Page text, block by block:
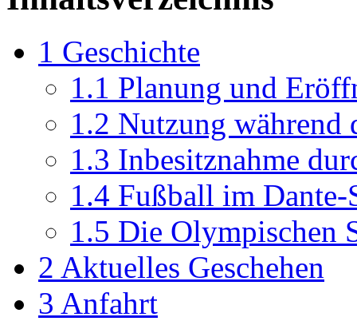
1 Geschichte
1.1 Planung und
1.2 Nutzung während
1.3 Inbesitznahme
1.4 Fußball im Dante-
1.5 Die Olympischen
2 Aktuelles Geschehen
3 Anfahrt